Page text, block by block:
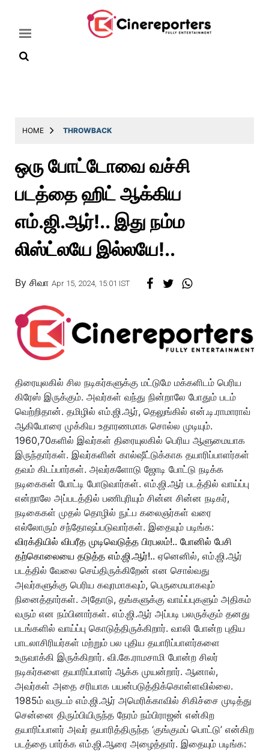
Latest
Throwback
Television
Reviews
Photos
Story
HOME THROWBACK
ஒரு போட்டோவை வச்சி
படத்தை ஹிட் ஆக்கிய
எம்.ஜி.ஆர்!.. இது நம்ம
லிஸ்ட்லயே இல்லயே!..
By சிவா Apr 15, 2024, 15:01 IST
திரையுலகில் சில நடிகர்களுக்கு மட்டுமே மக்களிடம் பெரிய
கிரேஸ் இருக்கும். அவர்கள் வந்து நின்றாலே போதும் படம்
வெற்றிதான். தமிழில் எம்.ஜி.ஆர், தெலுங்கில் என்.டி.ராமாராவ்
ஆகியோரை முக்கிய உதாரணமாக சொல்ல முடியும்.
1960,70களில் இவர்கள் திரையுலகில் பெரிய ஆளுமையாக
இருந்தார்கள். இவர்களின் கால்ஷீட்டுக்காக தயாரிப்பாளர்கள்
தவம் கிடப்பார்கள். அவர்களோடு ஜோடி போட்டு நடிக்க
நடிகைகள் போட்டி போடுவார்கள். எம்.ஜி.ஆர் படத்தில் வாய்ப்பு
என்றாலே அப்படத்தில் பணிபுரியும் சின்ன சின்ன நடிகர்,
நடிகைகள் முதல் தொழில் நுட்ப கலைஞர்கள் வரை
எல்லோரும் சந்தோஷப்படுவார்கள். இதையும் படிங்க:
விரக்தியில் விபரீத முடிவெடுத்த பிரபலம்!.. போனில் பேசி
தற்கொலையை தடுத்த எம்.ஜி.ஆர்!.. ஏனெனில், எம்.ஜி.ஆர்
படத்தில் வேலை செய்திருக்கிறேன் என சொல்வது
அவர்களுக்கு பெரிய கவுரமாகவும், பெருமையாகவும்
நினைத்தார்கள். அதோடு, தங்களுக்கு வாய்ப்புகளும் அதிகம்
வரும் என நம்பினார்கள். எம்.ஜி.ஆர் அப்படி பலருக்கும் தனது
படங்களில் வாய்ப்பு கொடுத்திருக்கிறார். வாலி போன்ற புதிய
பாடலாசிரியர்கள் மற்றும் பல புதிய தயாரிப்பாளர்களை
உருவாக்கி இருக்கிறார். வி.கே.ராமசாமி போன்ற சிலர்
நடிகர்களை தயாரிப்பாளர் ஆக்க முயன்றார். ஆனால்,
அவர்கள் அதை சரியாக பயன்படுத்திக்கொள்ளவில்லை.
1985ம் வருடம் எம்.ஜி.ஆர் அமெரிக்காவில் சிகிச்சை முடித்து
சென்னை திரும்பியிருந்த நேரம் நம்பிராஜன் என்கிற
தயாரிப்பாளர் அவர் தயாரித்திருந்த ‘குங்குமப் பொட்டு’ என்கிற
படத்தை பார்க்க எம்.ஜி.ஆரை அழைத்தார். இதையும் படிங்க: